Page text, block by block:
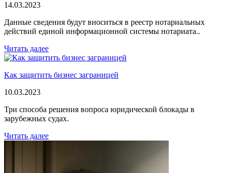
14.03.2023
Данные сведения будут вноситься в реестр нотариальных
действий единой информационной системы нотариата..
Читать далее
Как защитить бизнес заграницей
10.03.2023
Три способа решения вопроса юридической блокады в
зарубежных судах.
Читать далее